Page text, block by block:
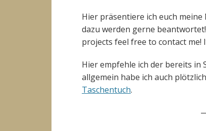
Hier präsentiere ich euch
dazu werden gerne
projects feel free to contact me!
Hier empfehle ich der bereits in
allgemein habe ich auch
Taschentuch.